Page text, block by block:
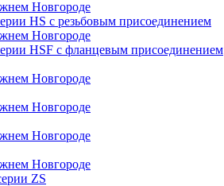
HS с резьбовым присоединением
HSF с фланцевым присоединением
ZS